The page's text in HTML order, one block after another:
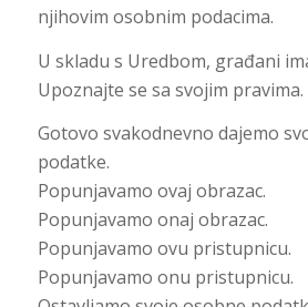
njihovim osobnim podacima.
U skladu s Uredbom, građani
Upoznajte se sa svojim pravima.
Gotovo svakodnevno dajemo
podatke.
Popunjavamo ovaj obrazac.
Popunjavamo onaj obrazac.
Popunjavamo ovu pristupnicu.
Popunjavamo onu pristupnicu.